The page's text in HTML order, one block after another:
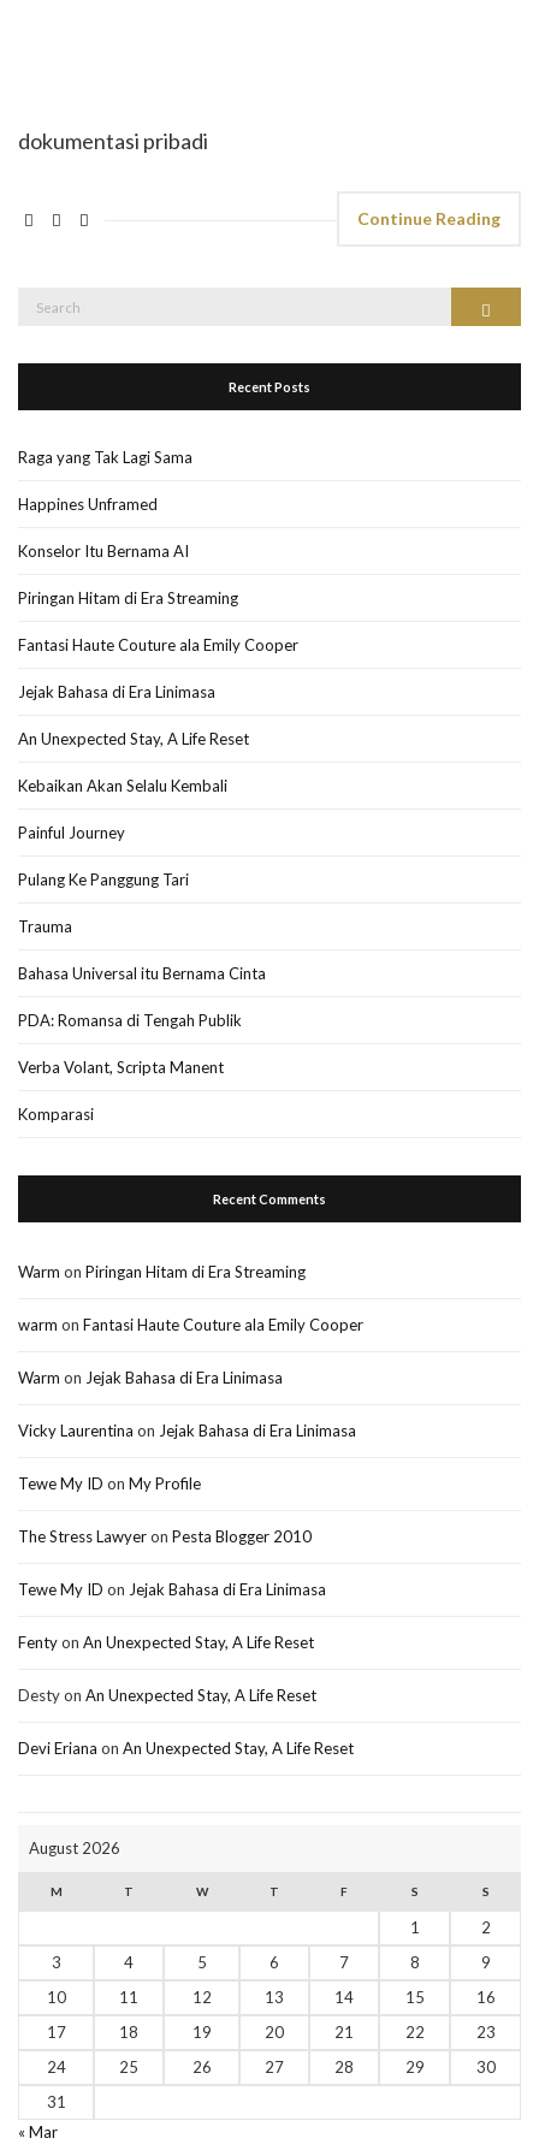
dokumentasi pribadi
Continue Reading
Recent Posts
Raga yang Tak Lagi Sama
Happines Unframed
Konselor Itu Bernama AI
Piringan Hitam di Era Streaming
Fantasi Haute Couture ala Emily Cooper
Jejak Bahasa di Era Linimasa
An Unexpected Stay, A Life Reset
Kebaikan Akan Selalu Kembali
Painful Journey
Pulang Ke Panggung Tari
Trauma
Bahasa Universal itu Bernama Cinta
PDA: Romansa di Tengah Publik
Verba Volant, Scripta Manent
Komparasi
Recent Comments
Warm on Piringan Hitam di Era Streaming
warm on Fantasi Haute Couture ala Emily Cooper
Warm on Jejak Bahasa di Era Linimasa
Vicky Laurentina on Jejak Bahasa di Era Linimasa
Tewe My ID on My Profile
The Stress Lawyeron Pesta Blogger 2010
Tewe My ID on Jejak Bahasa di Era Linimasa
Fentyon An Unexpected Stay, A Life Reset
Destyon An Unexpected Stay, A Life Reset
Devi Eriana on An Unexpected Stay, A Life Reset
August 2026
M T W T F S S
1
2
3
4 5 6 7 8
9
10
11 12 13 14 15
16
17
18 19 20 21 22
23
24
25 26 27 28 29
30
31
« Mar